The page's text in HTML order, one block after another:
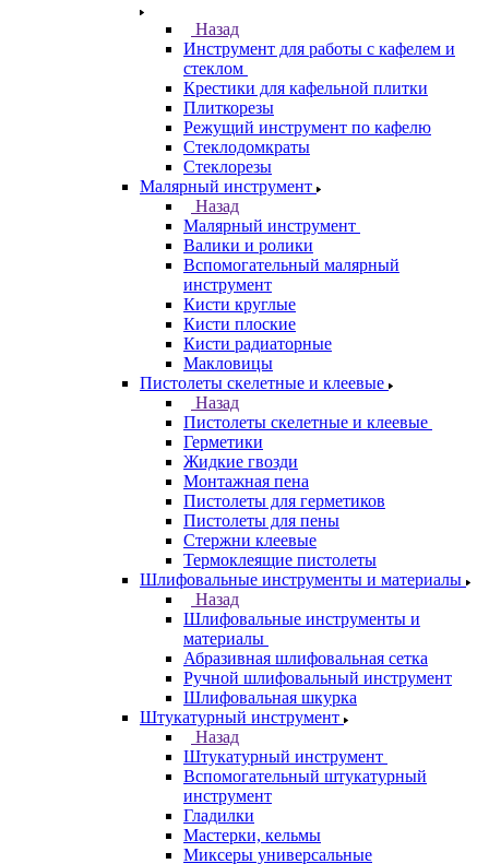
Назад
Инструмент для работы с кафелем и
стеклом
Крестики для кафельной плитки
Плиткорезы
Режущий инструмент по кафелю
Стеклодомкраты
Стеклорезы
Малярный инструмент
Назад
Малярный инструмент
Валики и ролики
Вспомогательный малярный
инструмент
Кисти круглые
Кисти плоские
Кисти радиаторные
Макловицы
Пистолеты скелетные и клеевые
Назад
Пистолеты скелетные и клеевые
Герметики
Жидкие гвозди
Монтажная пена
Пистолеты для герметиков
Пистолеты для пены
Стержни клеевые
Термоклеящие пистолеты
Шлифовальные инструменты и материалы
Назад
Шлифовальные инструменты и
материалы
Абразивная шлифовальная сетка
Ручной шлифовальный инструмент
Шлифовальная шкурка
Штукатурный инструмент
Назад
Штукатурный инструмент
Вспомогательный штукатурный
инструмент
Гладилки
Мастерки, кельмы
Миксеры универсальные